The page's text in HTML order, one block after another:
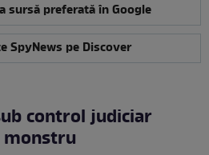
sursă preferată în Google
SpyNews pe Discover
control judiciar
monstru